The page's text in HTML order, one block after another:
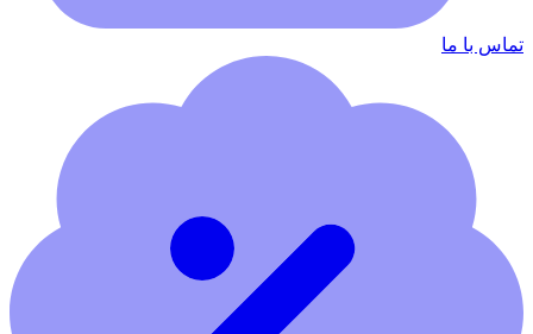
تماس با ما